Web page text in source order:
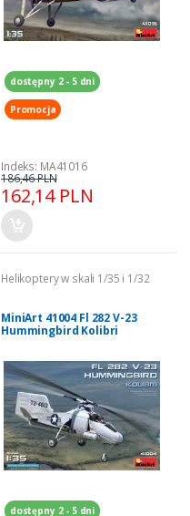
dostępny 2 - 5 dni
Promocja
Indeks: MA41016
162,14 PLN
186,46 PLN
Helikoptery w skali 1/35 i 1/32
MiniArt 41004 Fl 282 V-23
Hummingbird Kolibri
dostępny 2 - 5 dni